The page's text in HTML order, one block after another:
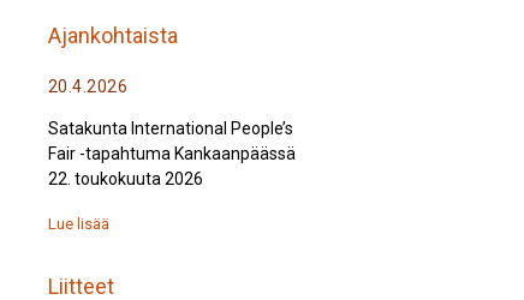
Ajankohtaista
20.4.2026
Satakunta International People’s
Fair -tapahtuma Kankaanpäässä
22. toukokuuta 2026
Lue lisää
Liitteet